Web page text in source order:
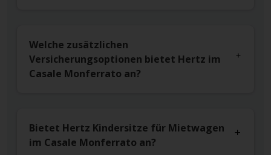
Welche zusätzlichen
Versicherungsoptionen bietet Hertz im
Casale Monferrato an?
Bietet Hertz Kindersitze für Mietwagen
im Casale Monferrato an?